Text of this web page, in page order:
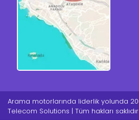
Arama motorlarında liderlik yolunda
Telecom Solutions | Tüm hakları saklıdır